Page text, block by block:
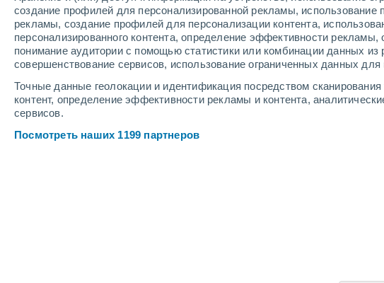
создание профилей для персонализированной рекламы,
рекламы, создание профилей для персонализации контента,
персонализированного контента, определение эффективности
понимание аудитории с помощью статистики или комбинации данных из
совершенствование сервисов, использование ограниченных данных для
Точные данные геолокации и идентификация посредством
контент, определение эффективности рекламы и контента,
сервисов.
Посмотреть наших 1199 партнеров